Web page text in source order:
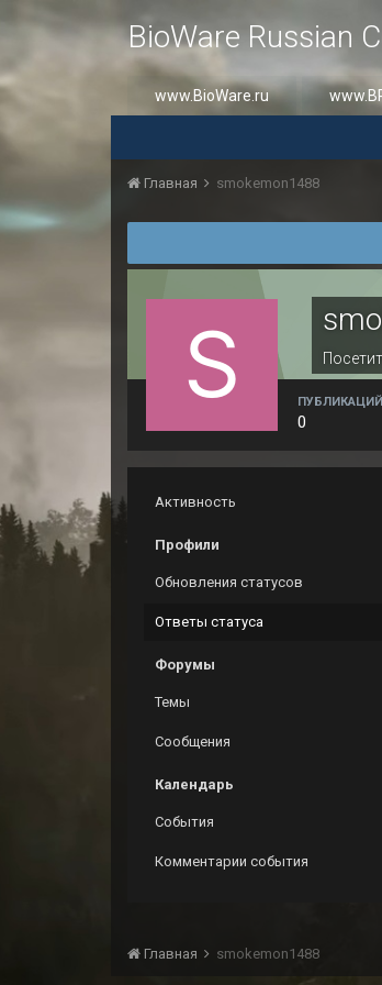
BioWare Russian
www.BioWare.ru
Главная smokemon1488
ПУБЛИКАЦИЙ
0
Активность
Профили
Обновления статусов
Ответы статуса
Форумы
Темы
Сообщения
Календарь
События
Комментарии события
Главная smokemon1488